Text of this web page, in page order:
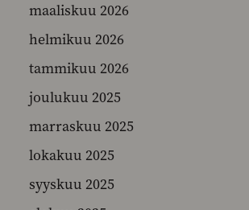
YHTEYSTIEDOT
KUVIA
SEARCH
maaliskuu 2026
helmikuu 2026
tammikuu 2026
joulukuu 2025
marraskuu 2025
lokakuu 2025
syyskuu 2025